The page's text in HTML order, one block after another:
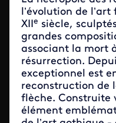
l’évolution de
XIIe siècle,
grandes
associant la mort
résurrection.
exceptionnel est
reconstruction de
flèche. Construite
élément